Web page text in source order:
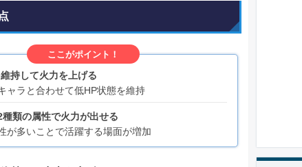
ここがポイント！
持して火力を上げる
ャラと合わせて低HP状態を維持
類の属性で火力が出せる
が多いことで活躍する場面が増加